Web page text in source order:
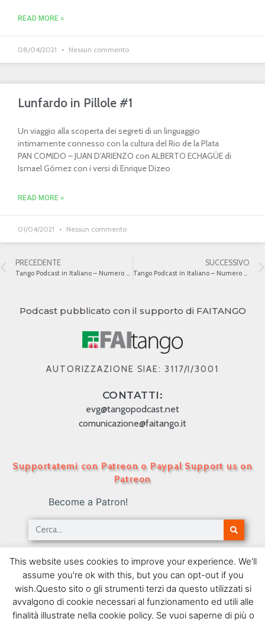
READ MORE »
08/04/2021 Nessun commento
Lunfardo in Pillole #1
Un viaggio alla scoperta dei segreti di un linguaggio
intimamente connesso con la cultura del Rio de la Plata
PAN COMIDO – JUAN D’ARIENZO con ALBERTO ECHAGÜE di
Ismael Gómez con i versi di Enrique Dizeo
READ MORE »
01/04/2021 Nessun commento
PRECEDENTE SUCCESSIVO
Podcast pubblicato con il supporto di FAITANGO
AUTORIZZAZIONE SIAE: 3117/I/3001
CONTATTI:
evg@tangopodcast.net
comunicazione@faitango.it
Supportatemi con Patreon o Paypal Support us on
Patreon
Become a Patron!
Tango Podcast in Italiano – Numero 427 – Pizarro
a Buenos Aires II
15/10/2018
SEGUIMI SU FACEBOOK
This website uses cookies to improve your experience. We'll
assume you're ok with this, but you can opt-out if you
wish.Questo sito o gli strumenti terzi da questo utilizzati si
avvalgono di cookie necessari al funzionamento ed utili alle
finalità illustrate nella cookie policy. Se vuoi saperne di più o